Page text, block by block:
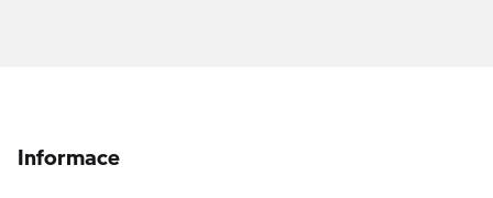
Informace